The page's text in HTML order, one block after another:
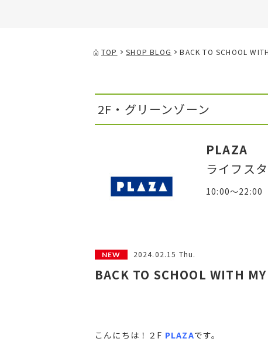
TOP SHOP BLOG BACK TO SCHOOL
2F・グリーンゾーン
PLAZA
ライフス
10:00～22:00
2024.02.15 Thu.
BACK TO SCHOOL WITH
こんにちは！２F PLAZAです。